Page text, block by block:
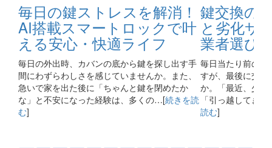
毎日の鍵ストレスを解消！
AI搭載スマートロックで叶
える安心・快適ライフ
毎日の外出時、カバンの底から鍵を探し出す手
間にわずらわしさを感じていませんか。また、
急いで家を出た後に「ちゃんと鍵を閉めたか
な」と不安になった経験は、多くの…[続きを読
む]
鍵交換の
と劣化サ
業者選び
毎日当たり前のよ
すが、最後に交換
か。「最近、少し
「引っ越してき
読む]